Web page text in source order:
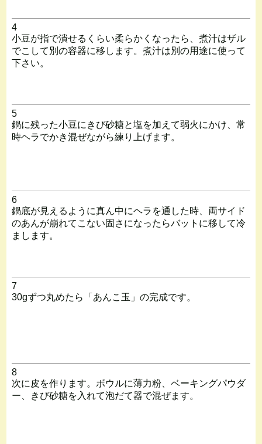
4
小豆が指で潰せるくらい柔らかくなったら、煮汁はザル
でこして別の容器に移します。煮汁は別の用途に使って
下さい。
5
鍋に残った小豆にきび砂糖と塩を加えて弱火にかけ、常
時ヘラでかき混ぜながら練り上げます。
6
鍋底が見えるように真ん中にヘラを通した時、両サイド
のあんが崩れてこない固さになったらバットに移して冷
まします。
7
30gずつ丸めたら「あんこ玉」の完成です。
8
次に皮を作ります。ボウルに薄力粉、ベーキングパウダ
ー、きび砂糖を入れて泡だて器で混ぜます。